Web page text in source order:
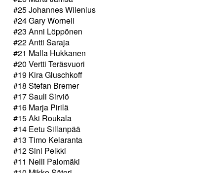
#25 Johannes Wilenius
#24 Gary Wornell
#23 Anni Löppönen
#22 Antti Saraja
#21 Malla Hukkanen
#20 Vertti Teräsvuori
#19 Kira Gluschkoff
#18 Stefan Bremer
#17 Sauli Sirviö
#16 Marja Pirilä
#15 Aki Roukala
#14 Eetu Sillanpää
#13 Timo Kelaranta
#12 Sini Pelkki
#11 Nelli Palomäki